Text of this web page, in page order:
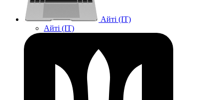
Айті (IT)
Айті (IT)